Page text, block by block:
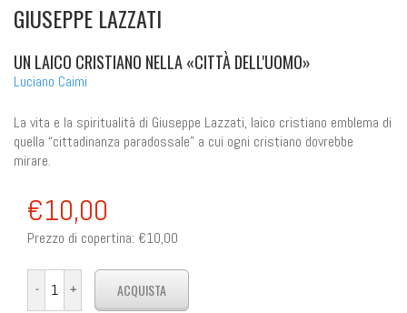
GIUSEPPE LAZZATI
UN LAICO CRISTIANO NELLA «CITTÀ DELL'UOMO»
Luciano Caimi
La vita e la spiritualità di Giuseppe Lazzati, laico cristiano emblema di
quella “cittadinanza paradossale” a cui ogni cristiano dovrebbe
mirare.
€10,00
Prezzo di copertina: €10,00